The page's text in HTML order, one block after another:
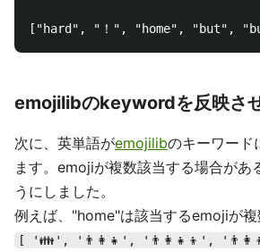
emojilibのkeywordを反映さ
次に、英単語がemojilibのキーワード
ます。emojiが複数該当する場合があ
うにしました。
例えば、"home"は該当するemojiが
[ '👪', '👨‍👩‍👧', '👨‍👩‍👧‍👦',